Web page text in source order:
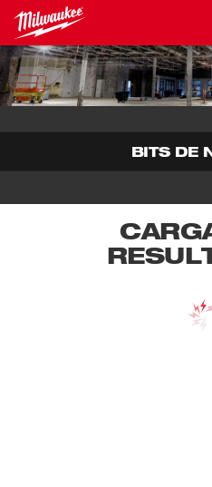
BITS DE